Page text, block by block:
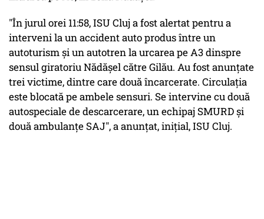
"În jurul orei 11:58, ISU Cluj a fost alertat pentru a
interveni la un accident auto produs între un
autoturism şi un autotren la urcarea pe A3 dinspre
sensul giratoriu Nădăşel către Gilău. Au fost anunţate
trei victime, dintre care două încarcerate. Circulaţia
este blocată pe ambele sensuri. Se intervine cu două
autospeciale de descarcerare, un echipaj SMURD şi
două ambulanţe SAJ", a anunţat, iniţial, ISU Cluj.